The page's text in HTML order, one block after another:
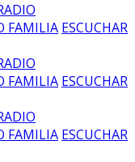
FAMILIA ESCUCHAR
FAMILIA ESCUCHAR
FAMILIA ESCUCHAR